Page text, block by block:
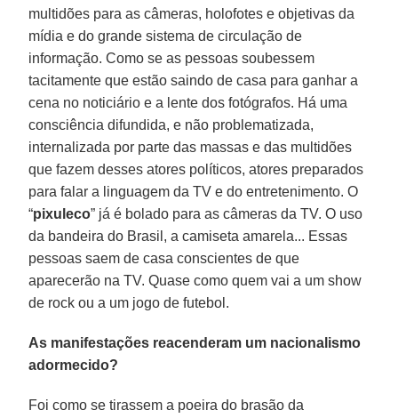
multidões para as câmeras, holofotes e objetivas da
mídia e do grande sistema de circulação de
informação. Como se as pessoas soubessem
tacitamente que estão saindo de casa para ganhar a
cena no noticiário e a lente dos fotógrafos. Há uma
consciência difundida, e não problematizada,
internalizada por parte das massas e das multidões
que fazem desses atores políticos, atores preparados
para falar a linguagem da TV e do entretenimento. O
“pixuleco” já é bolado para as câmeras da TV. O uso
da bandeira do Brasil, a camiseta amarela... Essas
pessoas saem de casa conscientes de que
aparecerão na TV. Quase como quem vai a um show
de rock ou a um jogo de futebol.
As manifestações reacenderam um nacionalismo
adormecido?
Foi como se tirassem a poeira do brasão da